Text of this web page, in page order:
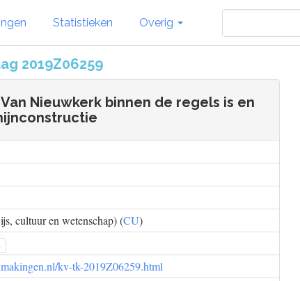
Statistieken Overig
2019Z06259
Nieuwkerk binnen de regels is en
cultuur en wetenschap) (CU)
kv-tk-2019Z06259.html